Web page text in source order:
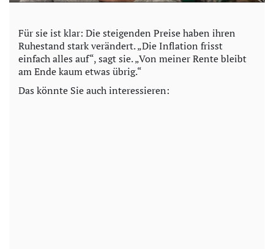
Für sie ist klar: Die steigenden Preise haben ihren
Ruhestand stark verändert. „Die Inflation frisst
einfach alles auf“, sagt sie. „Von meiner Rente bleibt
am Ende kaum etwas übrig.“
Das könnte Sie auch interessieren: